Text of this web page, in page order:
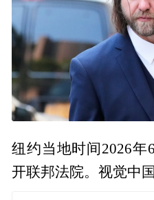
纽约当地时间2026年
开联邦法院。视觉中